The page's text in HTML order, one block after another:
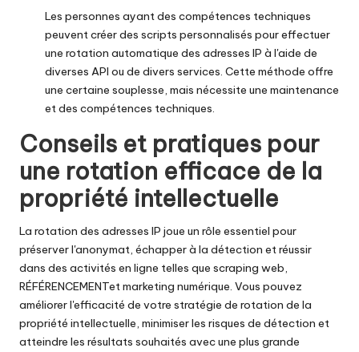
Les personnes ayant des compétences techniques
peuvent créer des scripts personnalisés pour effectuer
une rotation automatique des adresses IP à l'aide de
diverses API ou de divers services. Cette méthode offre
une certaine souplesse, mais nécessite une maintenance
et des compétences techniques.
Conseils et pratiques pour
une rotation efficace de la
propriété intellectuelle
La rotation des adresses IP joue un rôle essentiel pour
préserver l'anonymat, échapper à la détection et réussir
dans des activités en ligne telles que scraping web,
RÉFÉRENCEMENTetmarketing numérique. Vous pouvez
améliorer l'efficacité de votre stratégie de rotation de la
propriété intellectuelle, minimiser les risques de détection et
atteindre les résultats souhaités avec une plus grande